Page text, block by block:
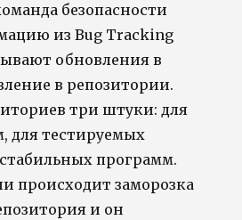
безопасности
из Bug Tracking
обновления в
в репозитории.
три штуки: для
для тестируемых
программ.
происходит заморозка
и он